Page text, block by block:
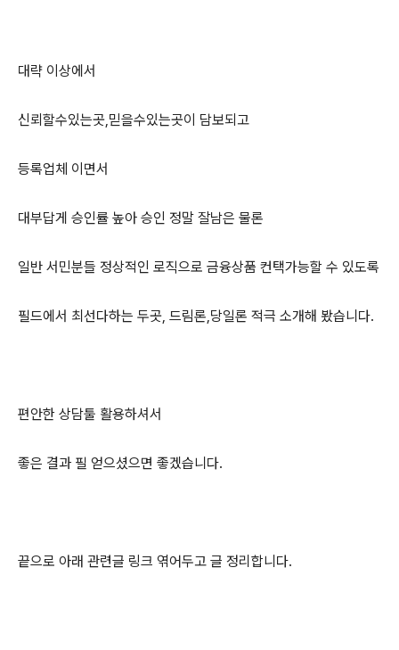
대략 이상에서
신뢰할수있는곳,믿을수있는곳이 담보되고
등록업체 이면서
대부답게 승인률 높아 승인 정말 잘남은 물론
일반 서민분들 정상적인 로직으로 금융상품 컨택가능할 수 있도록
필드에서 최선다하는 두곳, 드림론,당일론 적극 소개해 봤습니다.
편안한 상담툴 활용하셔서
좋은 결과 필 얻으셨으면 좋겠습니다.
끝으로 아래 관련글 링크 엮어두고 글 정리합니다.